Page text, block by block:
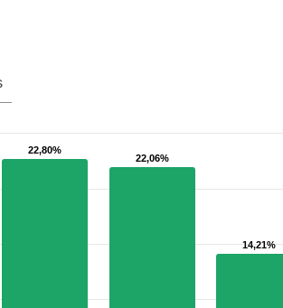
22,80%
22,80%
22,06%
22,06%
14,21%
14,21%